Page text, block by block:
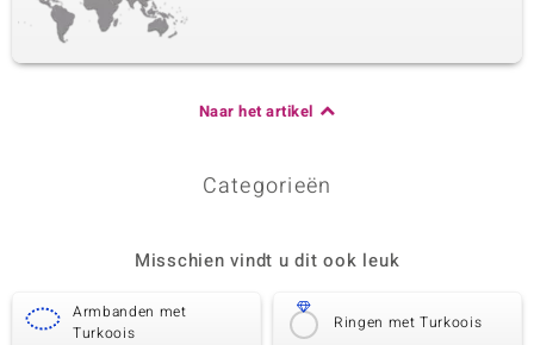
Naar het artikel
Categorieën
Misschien vindt u dit ook leuk
Armbanden met
Turkoois
Ringen met Turkoois